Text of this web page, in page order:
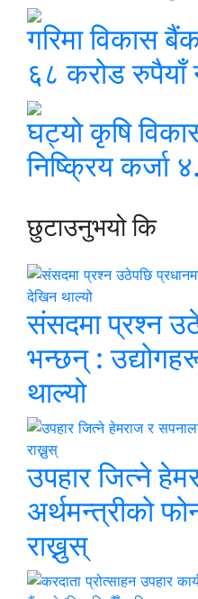
गरिमा विकास
६८ करोड रुपैयाँ
घट्यो कृषि
निष्क्रिय कर्जा
छुटाउनुभयो कि
संसदमा प्रश्न
भन्छन् :
थाल्यो
उपहार जित्ने
अर्थमन्त्रीको
राख्नुस्